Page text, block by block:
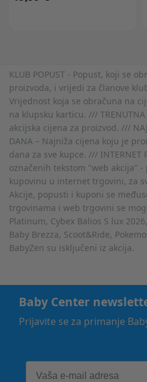
KLUB POPUST - Popust, koji se
proizvoda, i vrijedi za članove
Vrijednost koja se obračuna na
na klupsku karticu. /// TRENUTNA
akcijska cijena za proizvod. ///
DANA – Najniža cijena koju je
dana za sve kupce. /// INTERNET
označenih tekstom "web akcija"
kupovinu u internet trgovini, za
Akcije, popusti i kuponi se
trgovinama i web trgovini se
Platinum, Cybex Balios S lux
Baby Brezza, Scoot&Ride,
BabyZen su isključeni iz akcija.
Baby Center
Prijavite se za primanje